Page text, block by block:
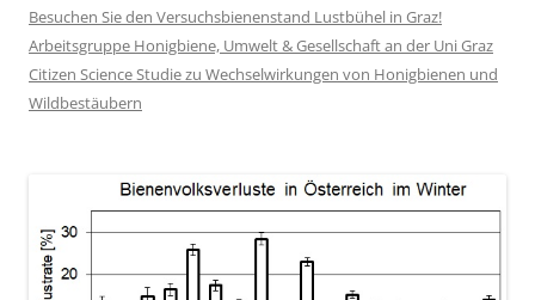
Besuchen Sie den Versuchsbienenstand Lustbühel in Graz!
Arbeitsgruppe Honigbiene, Umwelt & Gesellschaft an der Uni Graz
Citizen Science Studie zu Wechselwirkungen von Honigbienen und
Wildbestäubern